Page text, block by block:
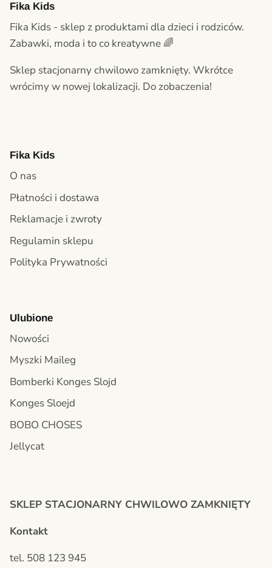
Fika Kids
Fika Kids - sklep z produktami dla dzieci i rodziców.
Zabawki, moda i to co kreatywne 🌈
Sklep stacjonarny chwilowo zamknięty. Wkrótce
wrócimy w nowej lokalizacji. Do zobaczenia!
Fika Kids
O nas
Płatności i dostawa
Reklamacje i zwroty
Regulamin sklepu
Polityka Prywatności
Ulubione
Nowości
Myszki Maileg
Bomberki Konges Slojd
Konges Sloejd
BOBO CHOSES
Jellycat
SKLEP STACJONARNY CHWILOWO ZAMKNIĘTY
Kontakt
tel. 508 123 945